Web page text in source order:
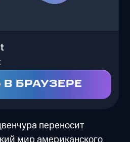
В БРАУЗЕРЕ
переносит